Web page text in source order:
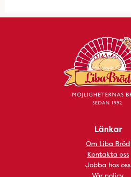
Länkar
Om Liba Bröd
Kontakta oss
Jobba hos oss